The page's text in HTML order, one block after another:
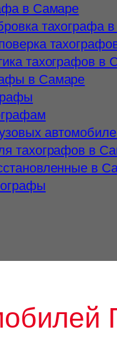
в Самаре
тахографа
тахографов в
в Самаре
тахографов в
в